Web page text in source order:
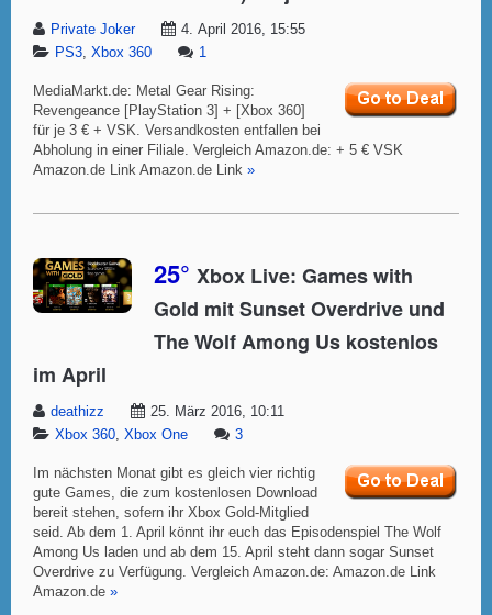
Private Joker
4. April 2016, 15:55
PS3 Xbox 360 1
MediaMarkt.de: Metal Gear Rising:
Revengeance [PlayStation 3] + [Xbox 360]
für je 3 € + VSK. Versandkosten entfallen bei
Abholung in einer Filiale. Vergleich Amazon.de: + 5 € VSK
Amazon.de Link Amazon.de Link »
25° Xbox Live: Games with
Gold mit Sunset Overdrive und
The Wolf Among Us kostenlos
im April
deathizz
25. März 2016, 10:11
Xbox 360 Xbox One 3
Im nächsten Monat gibt es gleich vier richtig
gute Games, die zum kostenlosen Download
bereit stehen, sofern ihr Xbox Gold-Mitglied
seid. Ab dem 1. April könnt ihr euch das Episodenspiel The Wolf
Among Us laden und ab dem 15. April steht dann sogar Sunset
Overdrive zu Verfügung. Vergleich Amazon.de: Amazon.de Link
Amazon.de »